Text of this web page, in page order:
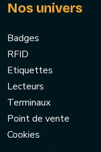
Nos univers
Badges
RFID
Etiquettes
Lecteurs
Terminaux
Point de vente
Cookies